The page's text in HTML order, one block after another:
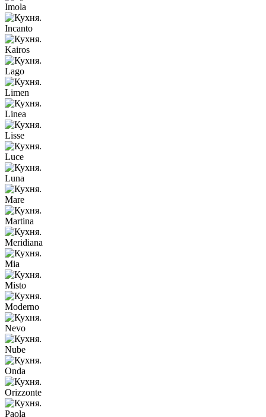
Imola
Incanto
Kairos
Lago
Limen
Linea
Lisse
Luce
Luna
Mare
Martina
Meridiana
Mia
Misto
Moderno
Nevo
Nube
Onda
Orizzonte
Paola